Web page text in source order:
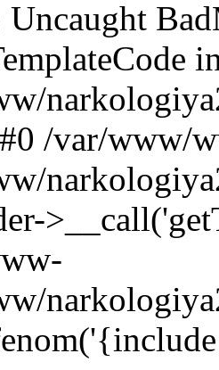
Uncaught
/var/www/